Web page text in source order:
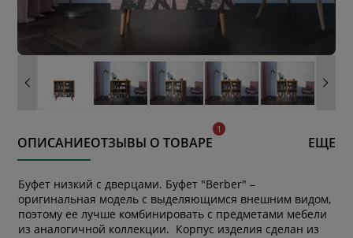
ОПИСАНИЕОТЗЫВЫ О ТОВАРЕ ЕЩЕ
Буфет низкий с дверцами. Буфет "Berber" –
оригинальная модель с выделяющимся внешним видом,
поэтому ее лучше комбинировать с предметами мебели
из аналогичной коллекции. Корпус изделия сделан из